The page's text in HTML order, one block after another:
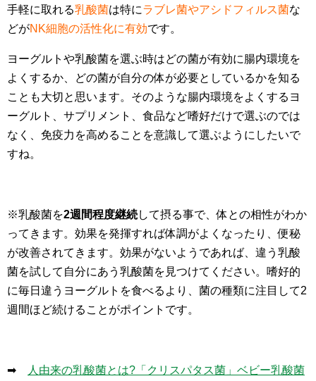
手軽に取れる乳酸菌は特にラブレ菌やアシドフィルス菌な
どがNK細胞の活性化に有効です。
ヨーグルトや乳酸菌を選ぶ時はどの菌が有効に腸内環境を
よくするか、どの菌が自分の体が必要としているかを知る
ことも大切と思います。そのような腸内環境をよくするヨ
ーグルト、サプリメント、食品など嗜好だけで選ぶのでは
なく、免疫力を高めることを意識して選ぶようにしたいで
すね。
※乳酸菌を2週間程度継続して摂る事で、体との相性がわか
ってきます。効果を発揮すれば体調がよくなったり、便秘
が改善されてきます。効果がないようであれば、違う乳酸
菌を試して自分にあう乳酸菌を見つけてください。嗜好的
に毎日違うヨーグルトを食べるより、菌の種類に注目して2
週間ほど続けることがポイントです。
➡
人由来の乳酸菌とは?「クリスパタス菌」ベビー乳酸菌